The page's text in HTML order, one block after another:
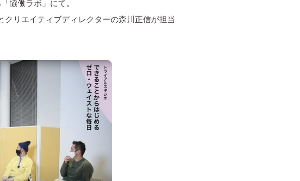
協働ラボ」にて。
リエイティブディレクターの森川正信が担当